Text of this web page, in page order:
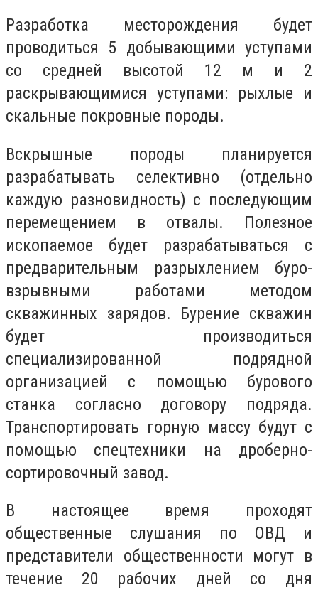
Разработка месторождения будет
проводиться 5 добывающими уступами
со средней высотой 12 м и 2
раскрывающимися уступами: рыхлые и
скальные покровные породы.
Вскрышные породы планируется
разрабатывать селективно (отдельно
каждую разновидность) с последующим
перемещением в отвалы. Полезное
ископаемое будет разрабатываться с
предварительным разрыхлением буро-
взрывными работами методом
скважинных зарядов. Бурение скважин
будет производиться
специализированной подрядной
организацией с помощью бурового
станка согласно договору подряда.
Транспортировать горную массу будут с
помощью спецтехники на дроберно-
сортировочный завод.
В настоящее время проходят
общественные слушания по ОВД и
представители общественности могут в
течение 20 рабочих дней со дня